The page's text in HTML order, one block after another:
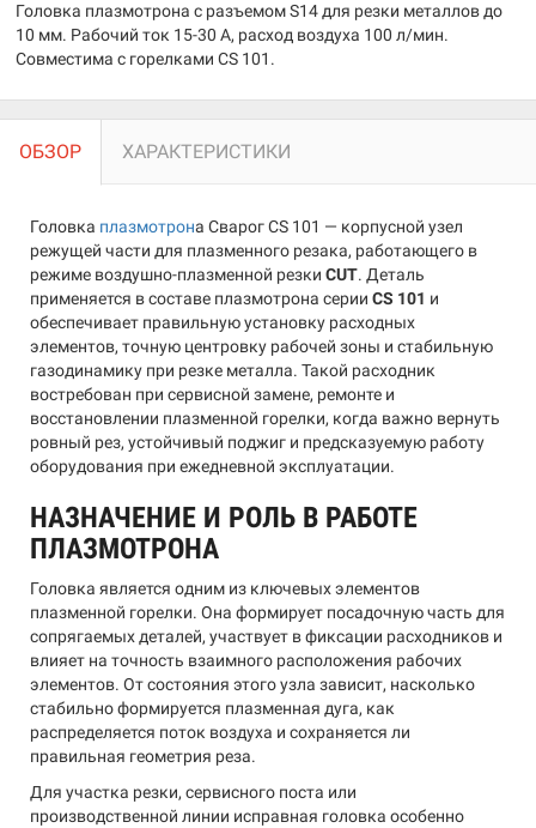
Головка плазмотрона с разъемом S14 для резки металлов до
10 мм. Рабочий ток 15-30 А, расход воздуха 100 л/мин.
Совместима с горелками CS 101.
ОБЗОР ХАРАКТЕРИСТИКИ
Головка плазмотрона Сварог CS 101 — корпусной узел
режущей части для плазменного резака, работающего в
режиме воздушно-плазменной резки CUT. Деталь
применяется в составе плазмотрона серии CS 101 и
обеспечивает правильную установку расходных
элементов, точную центровку рабочей зоны и стабильную
газодинамику при резке металла. Такой расходник
востребован при сервисной замене, ремонте и
восстановлении плазменной горелки, когда важно вернуть
ровный рез, устойчивый поджиг и предсказуемую работу
оборудования при ежедневной эксплуатации.
НАЗНАЧЕНИЕ И РОЛЬ В РАБОТЕ
ПЛАЗМОТРОНА
Головка является одним из ключевых элементов
плазменной горелки. Она формирует посадочную часть для
сопрягаемых деталей, участвует в фиксации расходников и
влияет на точность взаимного расположения рабочих
элементов. От состояния этого узла зависит, насколько
стабильно формируется плазменная дуга, как
распределяется поток воздуха и сохраняется ли
правильная геометрия реза.
Для участка резки, сервисного поста или
производственной линии исправная головка особенно